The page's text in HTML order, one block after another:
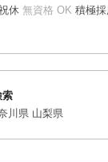
休 無資格 OK 積極
索
川県 山梨県